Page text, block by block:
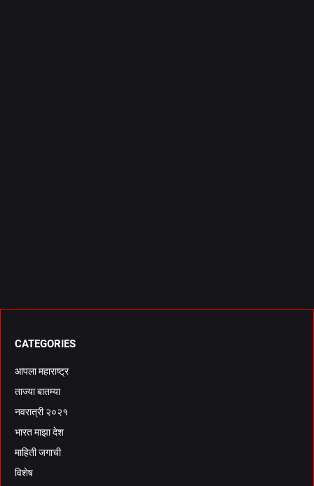
CATEGORIES
आपला महाराष्ट्र
ताज्या बातम्या
नवरात्री २०२१
भारत माझा देश
माहिती जगाची
विशेष